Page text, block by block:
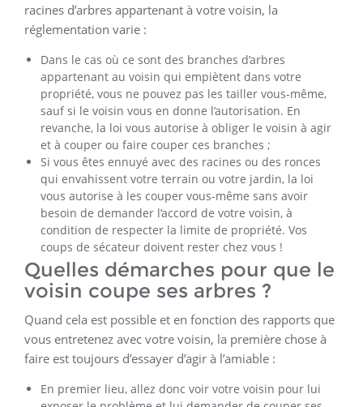
racines d’arbres appartenant à votre voisin, la
réglementation varie :
Dans le cas où ce sont des branches d’arbres
appartenant au voisin qui empiètent dans votre
propriété, vous ne pouvez pas les tailler vous-même,
sauf si le voisin vous en donne l’autorisation. En
revanche, la loi vous autorise à obliger le voisin à agir
et à couper ou faire couper ces branches ;
Si vous êtes ennuyé avec des racines ou des ronces
qui envahissent votre terrain ou votre jardin, la loi
vous autorise à les couper vous-même sans avoir
besoin de demander l’accord de votre voisin, à
condition de respecter la limite de propriété. Vos
coups de sécateur doivent rester chez vous !
Quelles démarches pour que le
voisin coupe ses arbres ?
Quand cela est possible et en fonction des rapports que
vous entretenez avec votre voisin, la première chose à
faire est toujours d’essayer d’agir à l’amiable :
En premier lieu, allez donc voir votre voisin pour lui